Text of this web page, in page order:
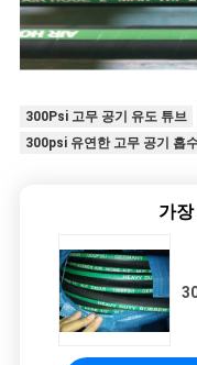
300Psi 고무 공기 유도 튜브
300psi 유연한 고무 공기 흡
가